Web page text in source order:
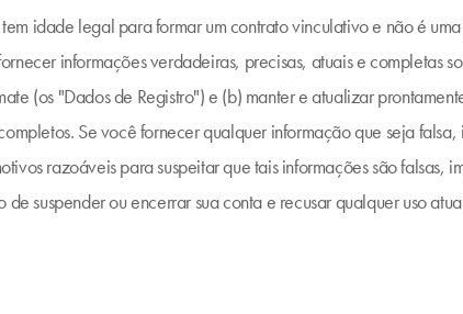
idade legal para formar um contrato vinculativo e não é
informações verdadeiras, precisas, atuais e completas
(os "Dados de Registro") e (b) manter e atualizar
Se você fornecer qualquer informação que seja
razoáveis para suspeitar que tais informações são falsas,
de suspender ou encerrar sua conta e recusar qualquer uso